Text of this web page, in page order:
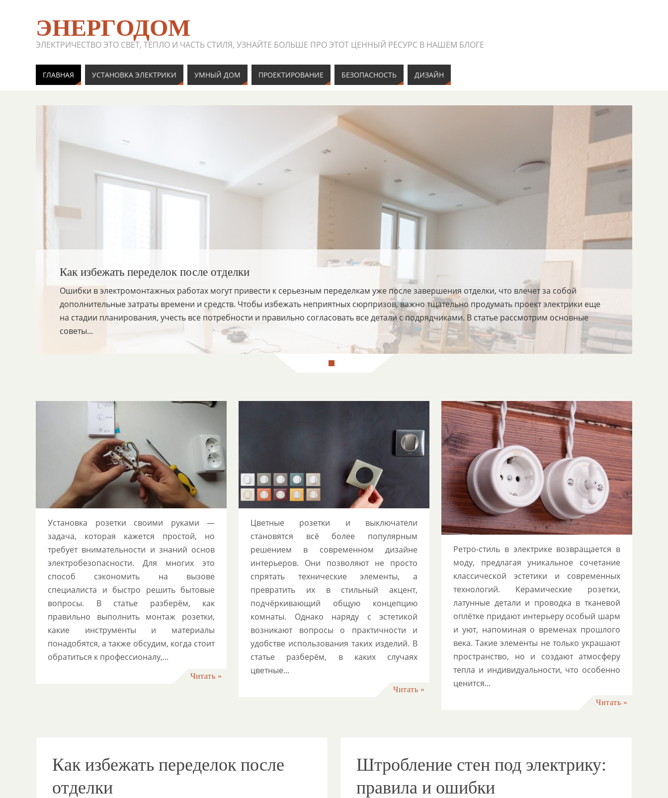
ЭНЕРГОДОМ
ЭЛЕКТРИЧЕСТВО ЭТО СВЕТ, ТЕПЛО И ЧАСТЬ СТИЛЯ, УЗНАЙТЕ БОЛЬШЕ ПРО ЭТОТ ЦЕННЫЙ РЕСУРС В НАШЕМ БЛОГЕ
ГЛАВНАЯ УСТАНОВКА ЭЛЕКТРИКИ УМНЫЙ ДОМ ПРОЕКТИРОВАНИЕ БЕЗОПАСНОСТЬ ДИЗАЙН
Как избежать переделок после отделки
Ошибки в электромонтажных работах могут привести к серьезным переделкам уже после завершения отделки, что влечет за собой
дополнительные затраты времени и средств. Чтобы избежать неприятных сюрпризов, важно тщательно продумать проект электрики еще
на стадии планирования, учесть все потребности и правильно согласовать все детали с подрядчиками. В статье рассмотрим основные
советы...
Установка розетки своими руками —
задача, которая кажется простой, но
требует внимательности и знаний основ
электробезопасности. Для многих это
способ сэкономить на вызове
специалиста и быстро решить бытовые
вопросы. В статье разберём, как
правильно выполнить монтаж розетки,
какие инструменты и материалы
понадобятся, а также обсудим, когда стоит
обратиться к профессионалу,...
Читать »
Цветные розетки и выключатели:
тренд или неудобство?
Цветные розетки и выключатели
становятся всё более популярным
решением в современном дизайне
интерьеров. Они позволяют не просто
спрятать технические элементы, а
превратить их в стильный акцент,
подчёркивающий общую концепцию
комнаты. Однако наряду с эстетикой
возникают вопросы о практичности и
удобстве использования таких изделий. В
статье разберём, в каких случаях
цветные...
Читать »
Ретро-стиль в электрике: керамика,
латунь, тканевая оплётка
Ретро-стиль в электрике возвращается в
моду, предлагая уникальное сочетание
классической эстетики и современных
технологий. Керамические розетки,
латунные детали и проводка в тканевой
оплётке придают интерьеру особый шарм
и уют, напоминая о временах прошлого
века. Такие элементы не только украшают
пространство, но и создают атмосферу
тепла и индивидуальности, что особенно
ценится...
Читать »
Как избежать переделок после
отделки
Штробление стен под электрику:
правила и ошибки